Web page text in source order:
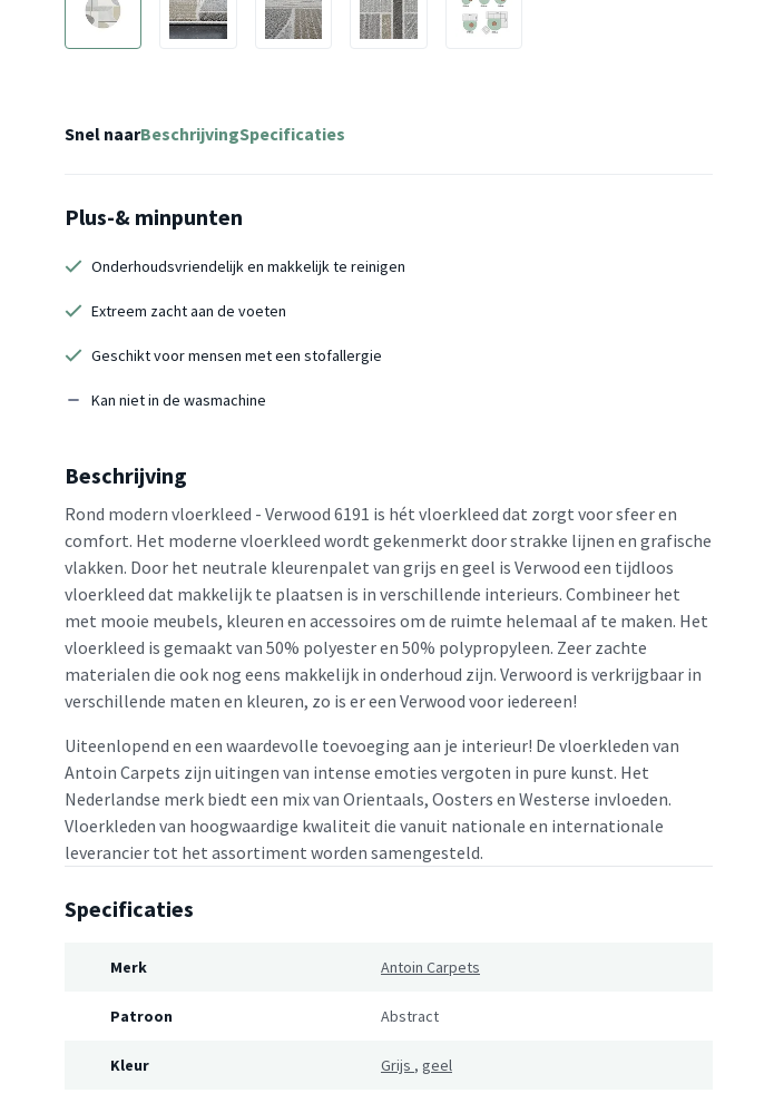
Snel naarBeschrijvingSpecificaties
Plus-& minpunten
Onderhoudsvriendelijk en makkelijk te reinigen
Extreem zacht aan de voeten
Geschikt voor mensen met een stofallergie
Kan niet in de wasmachine
Beschrijving
Rond modern vloerkleed - Verwood 6191 is hét vloerkleed dat zorgt voor sfeer en
comfort. Het moderne vloerkleed wordt gekenmerkt door strakke lijnen en grafische
vlakken. Door het neutrale kleurenpalet van grijs en geel is Verwood een tijdloos
vloerkleed dat makkelijk te plaatsen is in verschillende interieurs. Combineer het
met mooie meubels, kleuren en accessoires om de ruimte helemaal af te maken. Het
vloerkleed is gemaakt van 50% polyester en 50% polypropyleen. Zeer zachte
materialen die ook nog eens makkelijk in onderhoud zijn. Verwoord is verkrijgbaar in
verschillende maten en kleuren, zo is er een Verwood voor iedereen!
Uiteenlopend en een waardevolle toevoeging aan je interieur! De vloerkleden van
Antoin Carpets zijn uitingen van intense emoties vergoten in pure kunst. Het
Nederlandse merk biedt een mix van Orientaals, Oosters en Westerse invloeden.
Vloerkleden van hoogwaardige kwaliteit die vanuit nationale en internationale
leverancier tot het assortiment worden samengesteld.
Specificaties
Merk Antoin Carpets
Patroon Abstract
Kleur Grijs , geel